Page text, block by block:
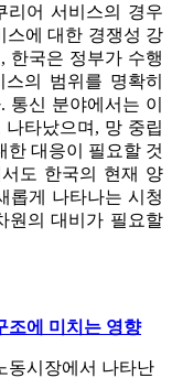
리어 서비스의 경우
스에 대한 경쟁성 강
한국은 정부가 수행
의 범위를 명확히
신 분야에서는 이
타났으며, 망 중립
한 대응이 필요할 것
도 한국의 현재 양
롭게 나타나는 시청
원의 대비가 필요할
조에 미치는 영향
동시장에서 나타난